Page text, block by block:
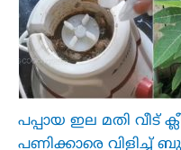
പപ്പായ ഇല മതി വീട്
പണിക്കാരെ വിളിച്ച്